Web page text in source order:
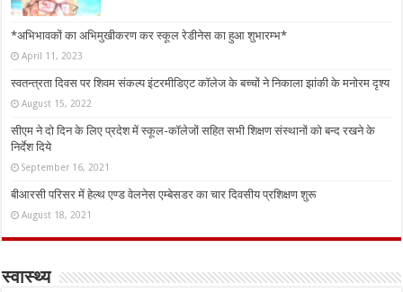
*अभिभावकों का अभिमुखीकरण कर स्कूल रेडीनेस का हुआ शुभारम्भ*
April 11, 2023
स्वतन्त्रता दिवस पर शिवम संकल्प इंटरमीडिएट कॉलेज के बच्चों ने निकाला झांकी के मनोरम दृश्य
August 15, 2022
सीएम ने दो दिन के लिए प्रदेश में स्कूल-कॉलेजों सहित सभी शिक्षण संस्थानों को बन्द रखने के
निर्देश दिये
September 16, 2021
बीआरसी परिसर में हेल्थ एण्ड वेलनेस एम्बेसडर का चार दिवसीय प्रशिक्षण शुरू
August 18, 2021
स्वास्थ्य